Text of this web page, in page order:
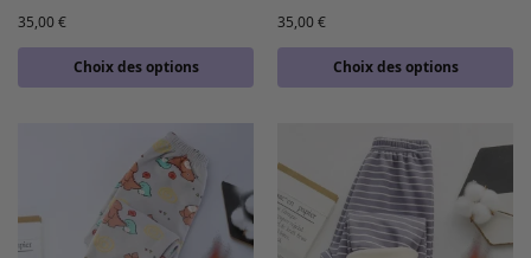
35,00€
Choix des options
35,00€
Choix des options